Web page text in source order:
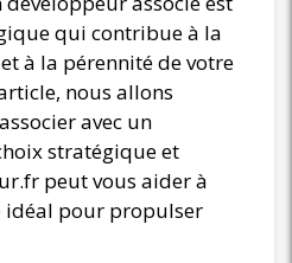
qui contribue à la
à la pérennité de votre
nous allons
avec un
stratégique et
peut vous aider à
pour propulser